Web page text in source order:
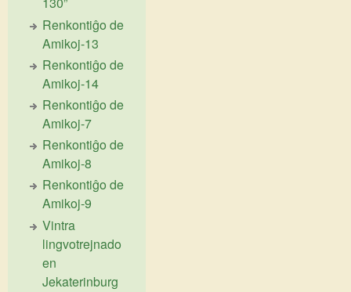
Renkontiĝo de
Amikoj-13
Renkontiĝo de
Amikoj-14
Renkontiĝo de
Amikoj-7
Renkontiĝo de
Amikoj-8
Renkontiĝo de
Amikoj-9
Vintra
lingvotrejnado
en
Jekaterinburg